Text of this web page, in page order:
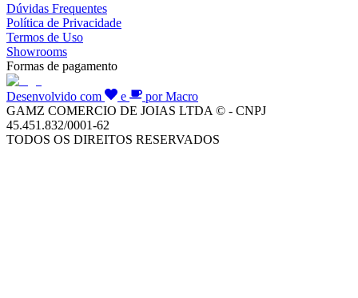
Dúvidas Frequentes
Política de Privacidade
Termos de Uso
Showrooms
Formas de pagamento
Desenvolvido com e
por Macro
GAMZ COMERCIO DE JOIAS LTDA © - CNPJ
45.451.832/0001-62
TODOS OS DIREITOS RESERVADOS